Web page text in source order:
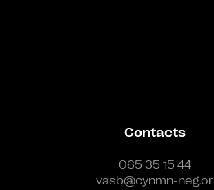
Contacts
065 35 15 44
vasb@cynmn-neg.or